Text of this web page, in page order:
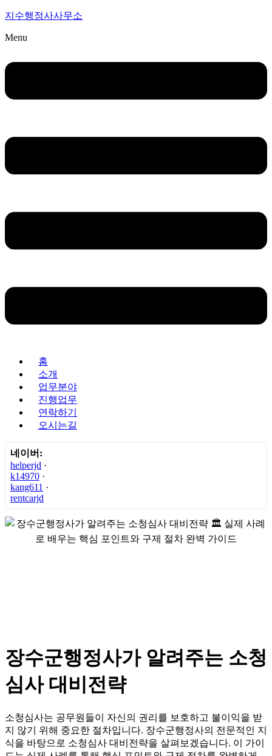
지수행정사사무소
Menu
홈
소개
업무분야
진행업무
연락하기
오시는길
네이버:
helperjd ·
k14970 ·
kang611 ·
rentcarjd
장수군행정사가 알려주는 소청
심사 대비전략
소청심사는 공무원들이 자신의 권리를 보호하고 불이익을 받
지 않기 위해 중요한 절차입니다. 장수군행정사의 전문적인 지
식을 바탕으로 소청심사 대비전략을 살펴보겠습니다. 이 가이